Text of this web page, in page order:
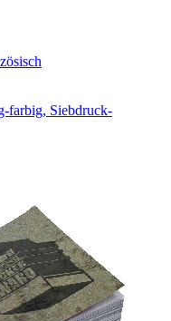
farbig, Siebdruck-